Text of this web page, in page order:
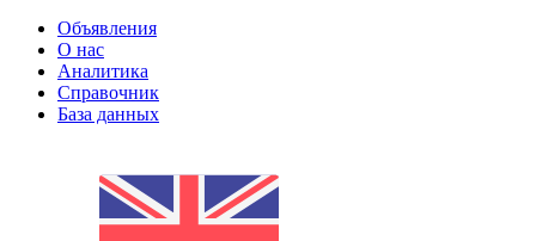
Объявления
О нас
Аналитика
Справочник
База данных